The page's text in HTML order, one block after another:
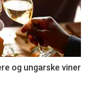
og ungarske viner